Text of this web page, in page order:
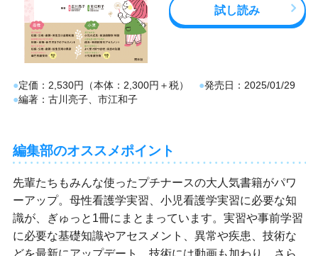
試し読み
定価 2,530円（本体：2,300円＋税） 発売日
2025/01/29
編著
古川亮子、市江和子
編集部のオススメポイント
先輩たちもみんな使ったプチナースの大人気書籍がパワ
ーアップ。母性看護学実習、小児看護学実習に必要な知
識が、ぎゅっと1冊にまとまっています。実習や事前学習
に必要な基礎知識やアセスメント、異常や疾患、技術な
どを最新にアップデート、技術には動画も加わり、さら